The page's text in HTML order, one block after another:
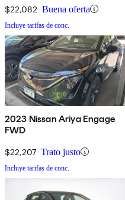
$22,082 Buena oferta
Incluye tarifas de conc.
2023 Nissan Ariya Engage
FWD
$22,207 Trato justo
Incluye tarifas de conc.